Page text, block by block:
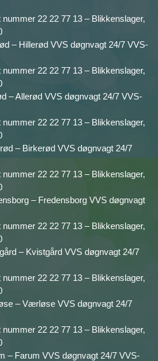
22 22 77 13 – Blikkenslager,
– Hillerød VVS døgnvagt 24/7 VVS-
22 22 77 13 – Blikkenslager,
– Allerød VVS døgnvagt 24/7 VVS-
22 22 77 13 – Blikkenslager,
– Birkerød VVS døgnvagt 24/7
22 22 77 13 – Blikkenslager,
– Fredensborg VVS døgnvagt
22 22 77 13 – Blikkenslager,
– Kvistgård VVS døgnvagt 24/7
22 22 77 13 – Blikkenslager,
– Værløse VVS døgnvagt 24/7
22 22 77 13 – Blikkenslager,
– Farum VVS døgnvagt 24/7 VVS-